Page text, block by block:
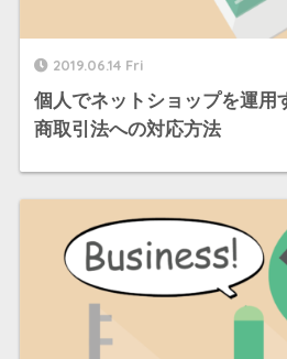
2019.06.14 Fri
個人でネットショップを運用
商取引法への対応方法